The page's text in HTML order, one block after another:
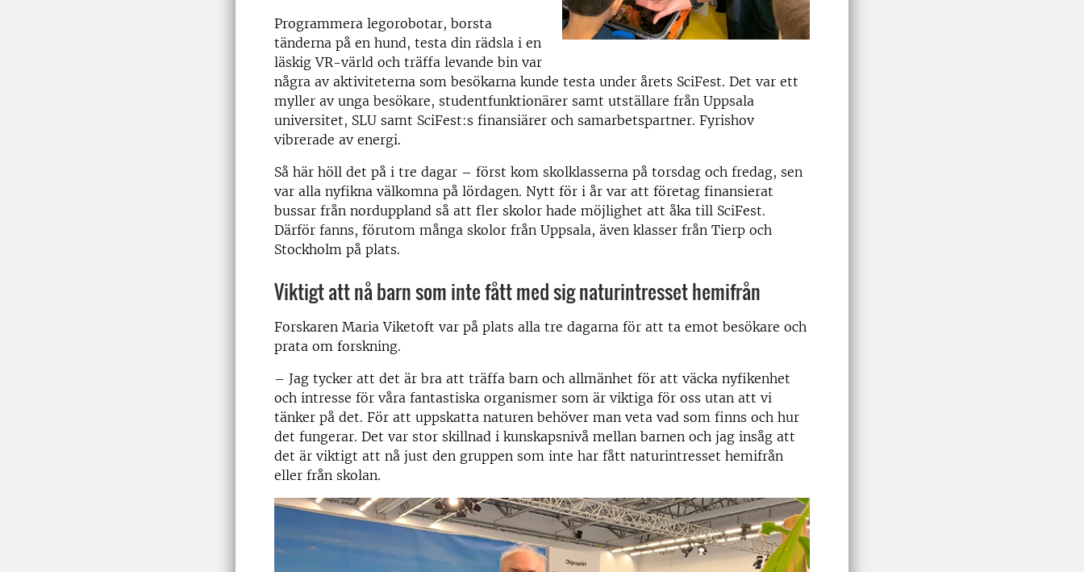
Programmera legorobotar, borsta
tänderna på en hund, testa din rädsla i en
läskig VR-värld och träffa levande bin var
några av aktiviteterna som besökarna kunde testa under årets SciFest. Det var ett
myller av unga besökare, studentfunktionärer samt utställare från Uppsala
universitet, SLU samt SciFest:s finansiärer och samarbetspartner. Fyrishov
vibrerade av energi.
Så här höll det på i tre dagar – först kom skolklasserna på torsdag och fredag, sen
var alla nyfikna välkomna på lördagen. Nytt för i år var att företag finansierat
bussar från norduppland så att fler skolor hade möjlighet att åka till SciFest.
Därför fanns, förutom många skolor från Uppsala, även klasser från Tierp och
Stockholm på plats.
Viktigt att nå barn som inte fått med sig naturintresset hemifrån
Forskaren Maria Viketoft var på plats alla tre dagarna för att ta emot besökare och
prata om forskning.
– Jag tycker att det är bra att träffa barn och allmänhet för att väcka nyfikenhet
och intresse för våra fantastiska organismer som är viktiga för oss utan att vi
tänker på det. För att uppskatta naturen behöver man veta vad som finns och hur
det fungerar. Det var stor skillnad i kunskapsnivå mellan barnen och jag insåg att
det är viktigt att nå just den gruppen som inte har fått naturintresset hemifrån
eller från skolan.